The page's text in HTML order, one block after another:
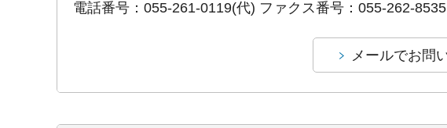
電話番号：055-261-0119(代) ファクス番号：055-262-8535